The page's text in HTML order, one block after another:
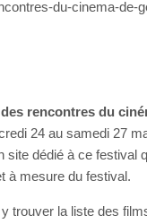
rencontres du
24 au samedi 27
site dédié à ce festival
à mesure du festival.
trouver la liste des